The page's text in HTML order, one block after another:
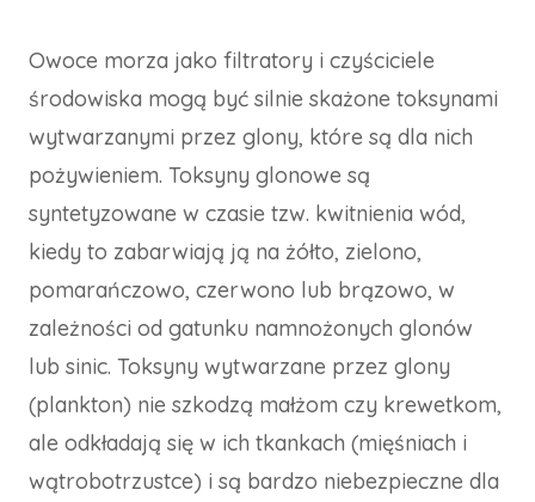
Owoce morza jako filtratory i czyściciele
środowiska mogą być silnie skażone toksynami
wytwarzanymi przez glony, które są dla nich
pożywieniem. Toksyny glonowe są
syntetyzowane w czasie tzw. kwitnienia wód,
kiedy to zabarwiają ją na żółto, zielono,
pomarańczowo, czerwono lub brązowo, w
zależności od gatunku namnożonych glonów
lub sinic. Toksyny wytwarzane przez glony
(plankton) nie szkodzą małżom czy krewetkom,
ale odkładają się w ich tkankach (mięśniach i
wątrobotrzustce) i są bardzo niebezpieczne dla